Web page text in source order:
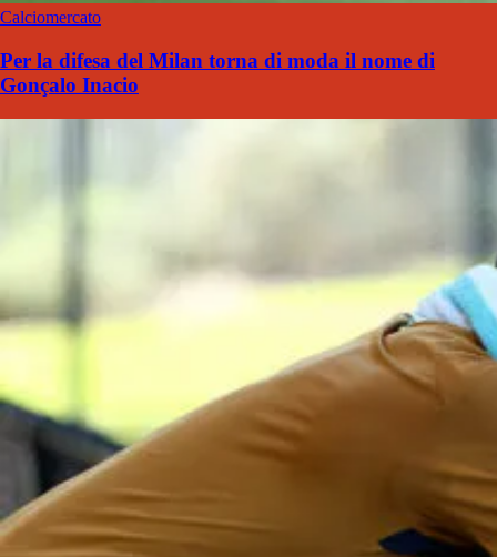
Calciomercato
Per la difesa del Milan torna di moda il nome di
Gonçalo Inacio